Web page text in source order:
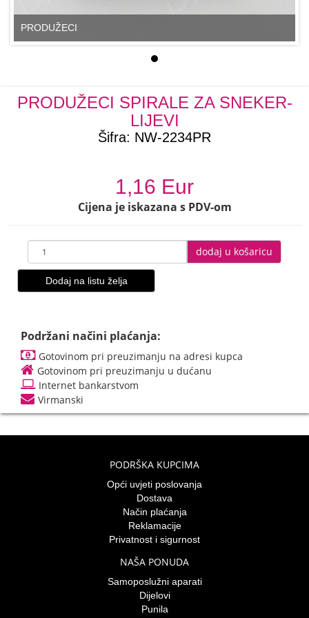
PRODUŽECI
PRODUŽECI SPIRALE ZA SNEKER-
LIJEVI
Šifra: NW-2234PR
1,16 Eur
Cijena je iskazana s PDV-om
dodaj u košaricu
Dodaj na listu želja
Podržani načini plaćanja:
Gotovinom pri preuzimanju na adresi kupca
Gotovinom pri preuzimanju u dućanu
Internet bankarstvom
Virmanski
PODRŠKA KUPCIMA
Opći uvjeti poslovanja
Dostava
Način plaćanja
Reklamacije
Privatnost i sigurnost
NAŠA PONUDA
Samoposlužni aparati
Dijelovi
Punila